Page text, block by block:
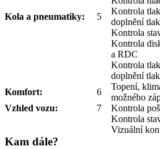
Kola a pneumatiky:
5
Kontrola
doplnění
Kontrola
Kontrola
a RDC
Kontrola
doplnění
Komfort:
6
Topení,
možného
Vzhled vozu:
7
Kontrola
Kontrola
Vizuální
Kam dále?